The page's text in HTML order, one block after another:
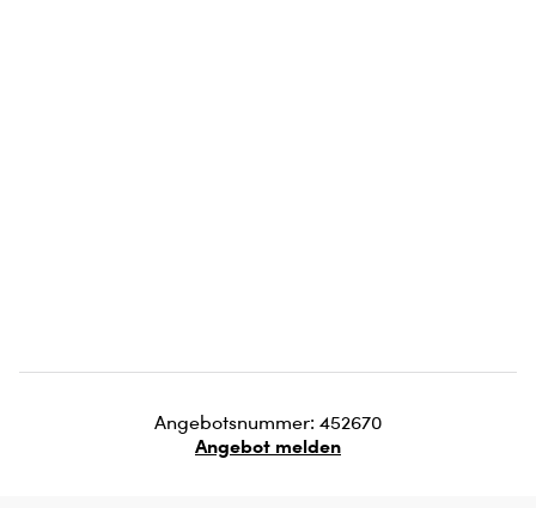
Angebotsnummer: 452670
Angebot melden